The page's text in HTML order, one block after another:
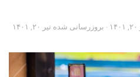
· بروزرسانی شده تیر ۲۰, ۱۴۰۱